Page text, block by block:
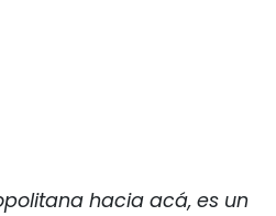
hacia acá, es un